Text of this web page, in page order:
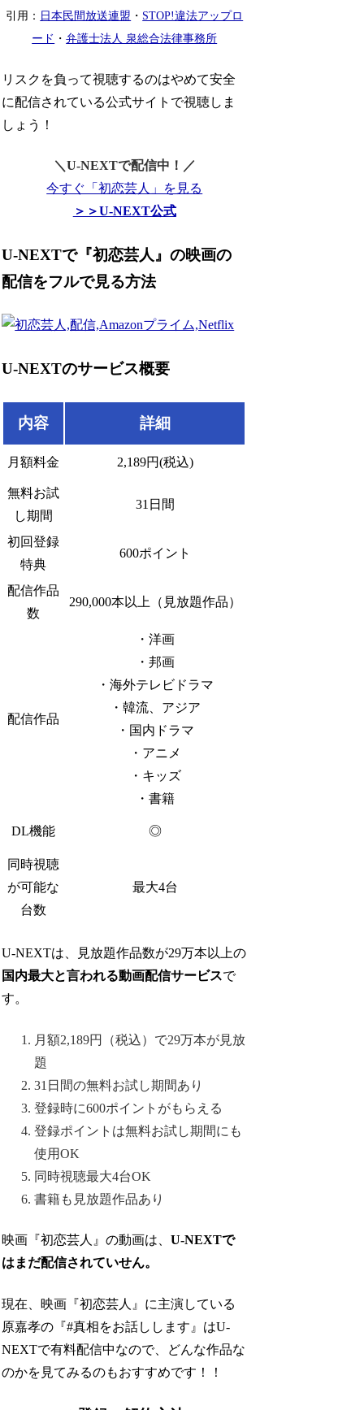
引用： 日本民間放送連盟 ・ STOP!違法アップロ
ード ・弁護士法人 泉総合法律事務所
リスクを負って視聴するのはやめて安全
に配信されている公式サイトで視聴しま
しょう！
＼U-NEXTで配信中！／
今すぐ「初恋芸人」を見る
＞＞U-NEXT公式
U-NEXTで『初恋芸人』の映画の
配信をフルで見る方法
U-NEXTのサービス概要
内容 詳細
月額料金 2,189円(税込)
無料お試
し期間
31日間
初回登録
特典
600ポイント
配信作品
数
290,000本以上（見放題作品）
配信作品
・洋画
・邦画
・海外テレビドラマ
・韓流、アジア
・国内ドラマ
・アニメ
・キッズ
・書籍
DL機能 ◎
同時視聴
が可能な
台数
最大4台
U-NEXTは、見放題作品数が29万本以上の
国内最大と言われる動画配信サービスで
す。
月額2,189円（税込）で29万本が見放
題
31日間の無料お試し期間あり
登録時に600ポイントがもらえる
登録ポイントは無料お試し期間にも
使用OK
同時視聴最大4台OK
書籍も見放題作品あり
映画『初恋芸人』の動画は、U-NEXTで
はまだ配信されていせん。
現在、映画『初恋芸人』に主演している
原嘉孝の『#真相をお話しします』はU-
NEXTで有料配信中なので、どんな作品な
のかを見てみるのもおすすめです！！